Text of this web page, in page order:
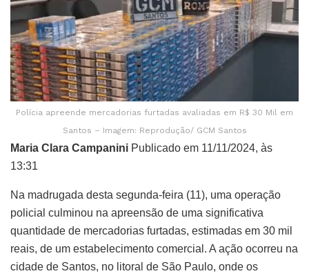
Polícia apreende mercadorias furtadas avaliadas em R$ 30 Mil em
Santos – Imagem: Reprodução/ GCM Santos
Maria Clara Campanini Publicado em 11/11/2024, às
13:31
Na madrugada desta segunda-feira (11), uma operação
policial culminou na apreensão de uma significativa
quantidade de mercadorias furtadas, estimadas em 30 mil
reais, de um estabelecimento comercial. A ação ocorreu na
cidade de Santos, no litoral de São Paulo, onde os